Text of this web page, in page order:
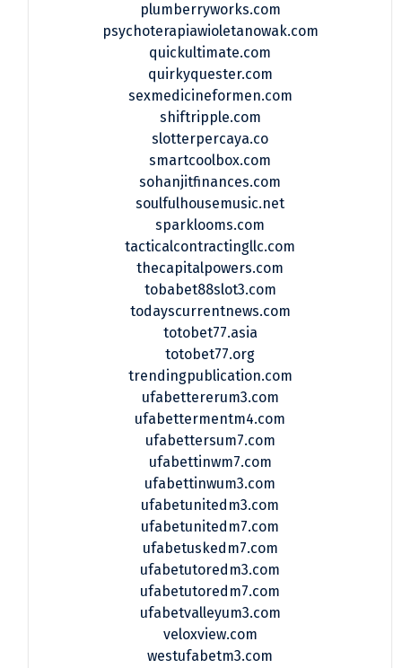
plumberryworks.com
psychoterapiawioletanowak.com
quickultimate.com
quirkyquester.com
sexmedicineformen.com
shiftripple.com
slotterpercaya.co
smartcoolbox.com
sohanjitfinances.com
soulfulhousemusic.net
sparklooms.com
tacticalcontractingllc.com
thecapitalpowers.com
tobabet88slot3.com
todayscurrentnews.com
totobet77.asia
totobet77.org
trendingpublication.com
ufabettererum3.com
ufabettermentm4.com
ufabettersum7.com
ufabettinwm7.com
ufabettinwum3.com
ufabetunitedm3.com
ufabetunitedm7.com
ufabetuskedm7.com
ufabetutoredm3.com
ufabetutoredm7.com
ufabetvalleyum3.com
veloxview.com
westufabetm3.com